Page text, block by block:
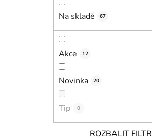
Na skladě 67
Akce 12
Novinka 20
Tip 0
ROZBALIT FILTR